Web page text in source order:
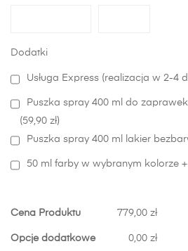
Dodatki
Usługa Express (realizacja w 2-4
Puszka spray 400 ml do
(59,90 zł)
Puszka spray 400 ml lakier
50 ml farby w wybranym kolorze +
Cena Produktu 779,00 zł
Opcje dodatkowe 0,00 zł